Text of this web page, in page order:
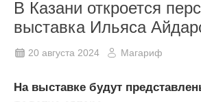
В Казани откроется
выставка Ильяса
20 августа 2024 Магариф
На выставке будут